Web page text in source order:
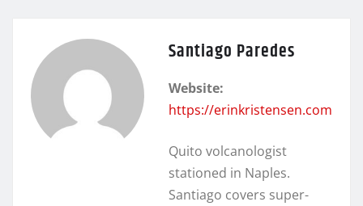
Santiago Paredes
Website:
https://erinkristensen.com
Quito volcanologist
stationed in Naples.
Santiago covers super-